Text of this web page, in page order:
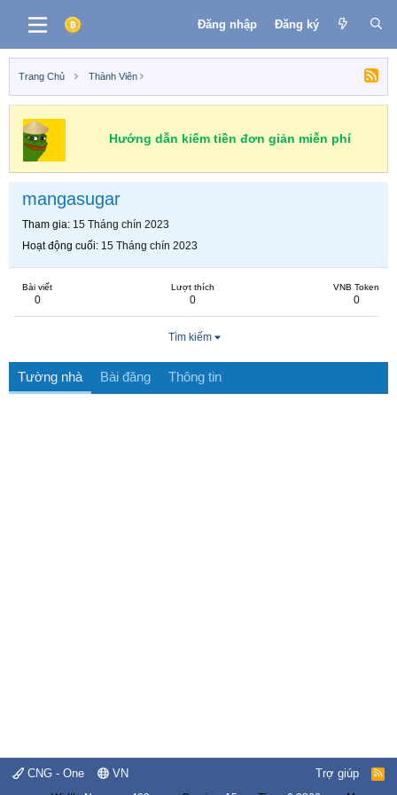
Đăng nhập Đăng ký
Trang Chủ Thành Viên
Hướng dẫn kiếm tiền đơn giản miễn phí
mangasugar
Tham gia 15 Tháng chín 2023
Hoạt động cuối 15 Tháng chín 2023
Bài viết
0
Lượt thích
0
VNB Token
0
Tìm kiếm
Tường nhà Bài đăng Thông tin
CNG - One VN Trợ giúp
R